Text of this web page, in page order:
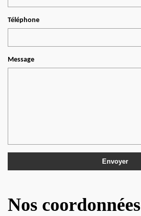
Téléphone
Message
Nos coordonnées